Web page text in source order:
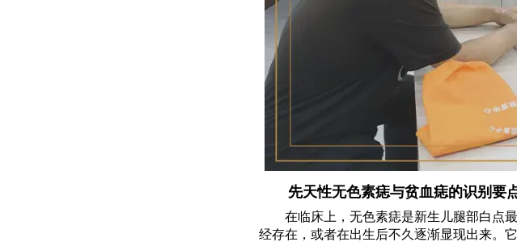
先天性无色素痣与贫血痣的识别要
在临床上，无色素痣是新生儿腿部白点
经存在，或者在出生后不久逐渐显现出来。